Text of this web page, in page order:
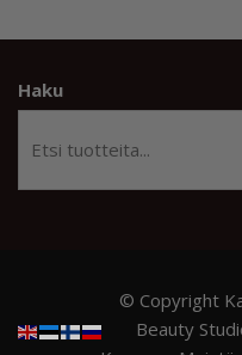
Haku
© Copyright
Beauty